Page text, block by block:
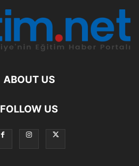
ABOUT US
FOLLOW US